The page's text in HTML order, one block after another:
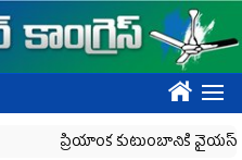
????
ప్రియాంక కుటుంబానికి